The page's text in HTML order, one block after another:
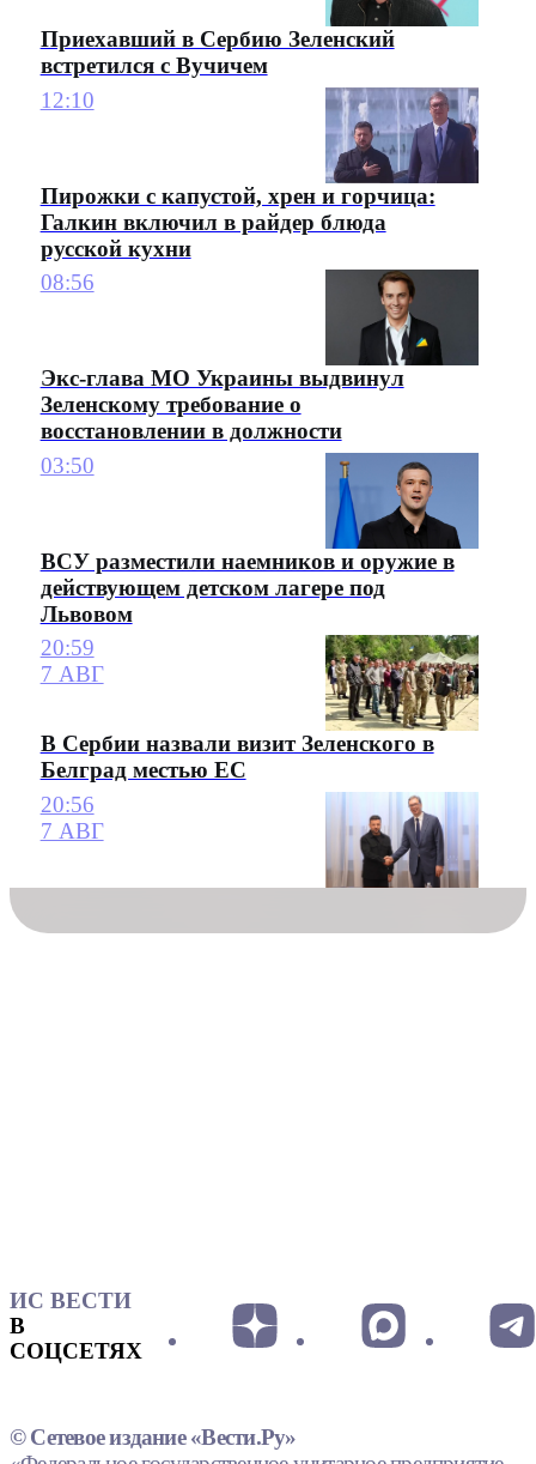
Приехавший в Сербию Зеленский
встретился с Вучичем
12:10
Пирожки с капустой, хрен и горчица:
Галкин включил в райдер блюда
русской кухни
08:56
Экс-глава МО Украины выдвинул
Зеленскому требование о
восстановлении в должности
03:50
ВСУ разместили наемников и оружие в
действующем детском лагере под
Львовом
20:59
7 АВГ
В Сербии назвали визит Зеленского в
Белград местью ЕС
20:56
7 АВГ
ИС ВЕСТИ
В
СОЦСЕТЯХ
© Сетевое издание «Вести.Ру»